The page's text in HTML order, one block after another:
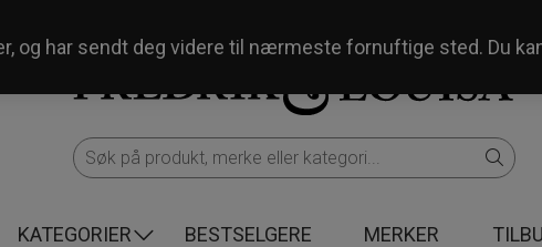
KATEGORIER BESTSELGERE MERKER
og har sendt deg videre til nærmeste fornuftige sted. Du